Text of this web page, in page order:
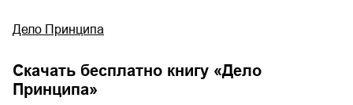
Дело Принципа
Скачать бесплатно книгу «Дело
Принципа»